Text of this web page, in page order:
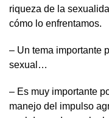
riqueza de la
cómo lo enfrentamos.
– Un tema importante
sexual…
– Es muy importante
manejo del impulso